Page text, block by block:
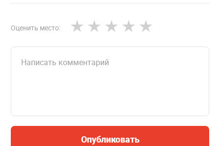
Оценить место:
Опубликовать